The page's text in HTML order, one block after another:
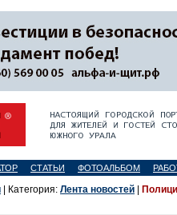
СТАТЬИ ФОТОАЛЬБОМ
| Категория: Лента новостей